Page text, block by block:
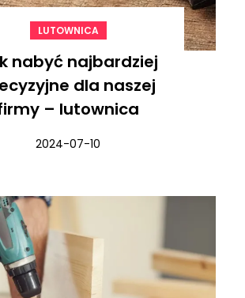
LUTOWNICA
nabyć najbardziej
dla naszej
– lutownica
2024-07-10